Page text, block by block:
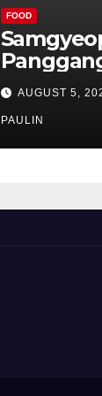
FOOD
Favorit
Kuliner
AUGUST 5,
PAULIN